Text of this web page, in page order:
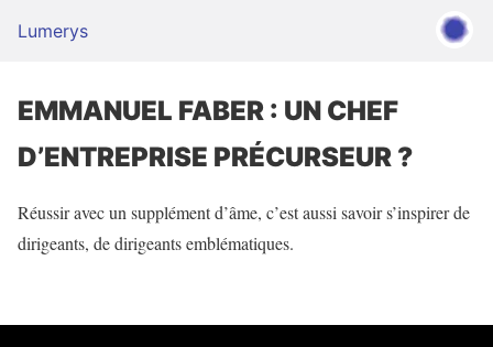
Lumerys
EMMANUEL FABER : UN CHEF
D’ENTREPRISE PRÉCURSEUR ?
Réussir avec un supplément d’âme, c’est aussi savoir s’inspirer de
dirigeants, de dirigeants emblématiques.